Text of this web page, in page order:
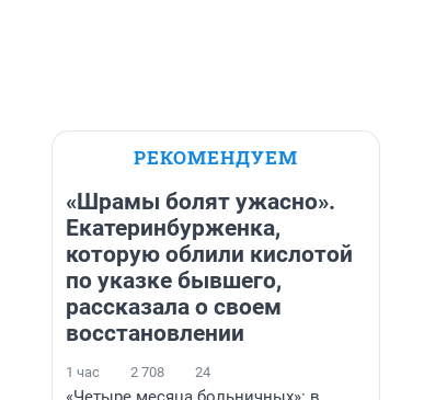
РЕКОМЕНДУЕМ
«Шрамы болят ужасно».
Екатеринбурженка,
которую облили кислотой
по указке бывшего,
рассказала о своем
восстановлении
1 час 2 708 24